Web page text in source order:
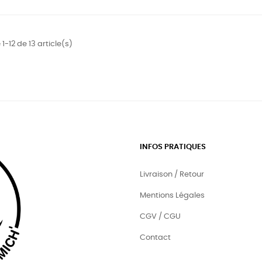
12 de 13 article(s)
INFOS PRATIQUES
Livraison / Retour
Mentions Légales
CGV / CGU
Contact